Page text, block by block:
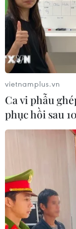
vietnamplus.vn
Ca vi phẫu
phục hồi sau